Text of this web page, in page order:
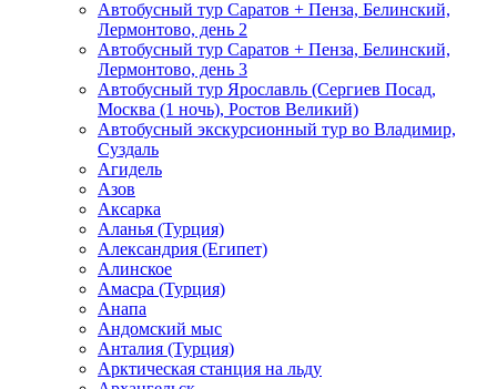
Автобусный тур Саратов + Пенза, Белинский,
Лермонтово, день 2
Автобусный тур Саратов + Пенза, Белинский,
Лермонтово, день 3
Автобусный тур Ярославль (Сергиев Посад,
Москва (1 ночь), Ростов Великий)
Автобусный экскурсионный тур во Владимир,
Суздаль
Агидель
Азов
Аксарка
Аланья (Турция)
Александрия (Египет)
Алинское
Амасра (Турция)
Анапа
Андомский мыс
Анталия (Турция)
Арктическая станция на льду